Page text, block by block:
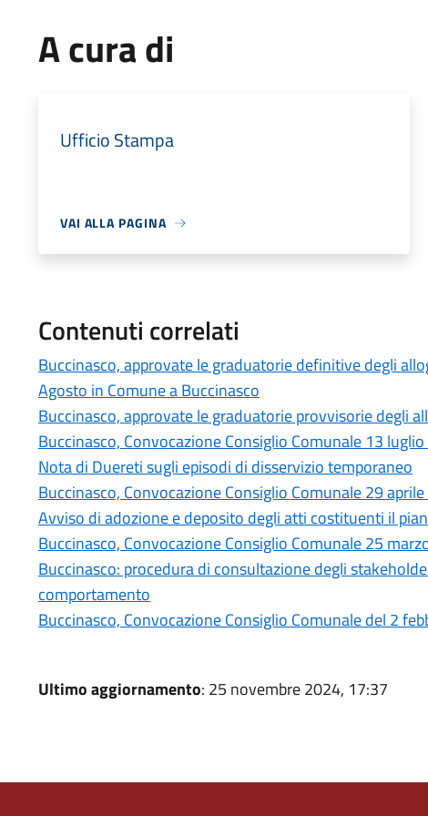
A cura di
Ufficio Stampa
VAI ALLA PAGINA
Contenuti correlati
Buccinasco, approvate le graduatorie definitive degli
Agosto in Comune a Buccinasco
Buccinasco, approvate le graduatorie provvisorie degli
Buccinasco, Convocazione Consiglio Comunale 13
Nota di Duereti sugli episodi di disservizio temporaneo
Buccinasco, Convocazione Consiglio Comunale 29
Avviso di adozione e deposito degli atti costituenti il
Buccinasco, Convocazione Consiglio Comunale 25
Buccinasco: procedura di consultazione degli
comportamento
Buccinasco, Convocazione Consiglio Comunale del 2
Ultimo aggiornamento: 25 novembre 2024, 17:37